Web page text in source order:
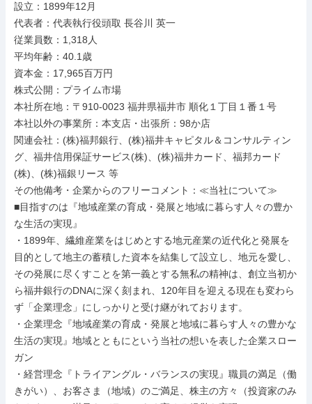
設立：1899年12月
代表者：代表執行役頭取 長谷川 英一
従業員数：1,318人
平均年齢：40.1歳
資本金：17,965百万円
株式公開：プライム市場
本社所在地：〒910-0023 福井県福井市 順化１丁目１番１号
本社以外の事業所：本支店・出張所：98か店
関連会社：(株)福邦銀行、(株)福井キャピタル＆コンサルティン
グ、福井信用保証サービス(株)、(株)福井カード、福邦カード
(株)、(株)福銀リース 等
その他備考・企業からのフリーコメント：≪当社について≫
■目指すのは『地域産業の育成・発展と地域に暮らす人々の豊か
な生活の実現』
・1899年、繊維産業をはじめとする地元産業の近代化と発展を
目的として地主の蓄積した資本を結集して設立し、地元を愛し、
その発展に尽くすことを第一義とする無私の精神は、創立当初か
ら福井銀行のDNAに深く刻まれ、120年目を迎える現在も変わら
ず「企業理念」にしっかりと受け継がれております。
・企業理念『地域産業の育成・発展と地域に暮らす人々の豊かな
生活の実現』地域とともにという当社の想いを表した企業スロー
ガン
・経営理念『トライアングル・バランスの実現』職員の満足（働
きがい）、お客さま（地域）のご満足、株主の方々（投資家のみ